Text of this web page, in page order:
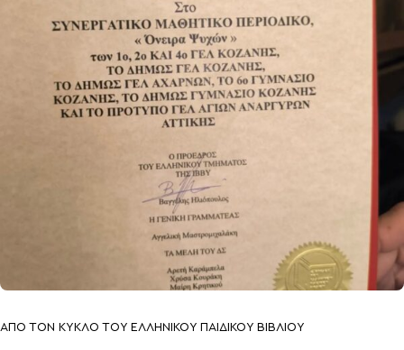
ΑΠΟ ΤΟΝ ΚΥΚΛΟ ΤΟΥ ΕΛΛΗΝΙΚΟΥ ΠΑΙΔΙΚΟΥ ΒΙΒΛΙΟΥ